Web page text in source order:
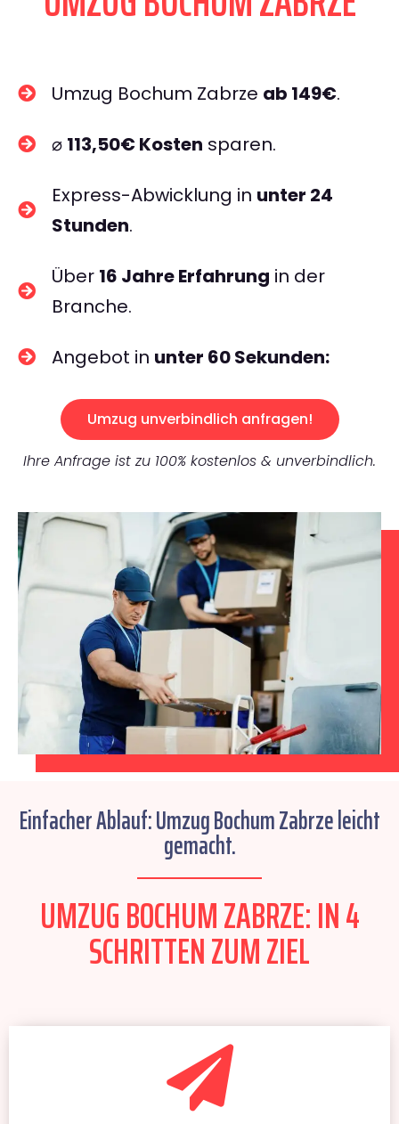
Umzug Bochum Zabrze ab 149€.
⌀ 113,50€ Kosten sparen.
Express-Abwicklung in unter 24
Stunden.
Über 16 Jahre Erfahrung in der
Branche.
Angebot in unter 60 Sekunden:
Umzug unverbindlich anfragen!
Ihre Anfrage ist zu 100% kostenlos & unverbindlich.
Einfacher Ablauf: Umzug Bochum Zabrze leicht
gemacht.
UMZUG BOCHUM ZABRZE: IN 4
SCHRITTEN ZUM ZIEL